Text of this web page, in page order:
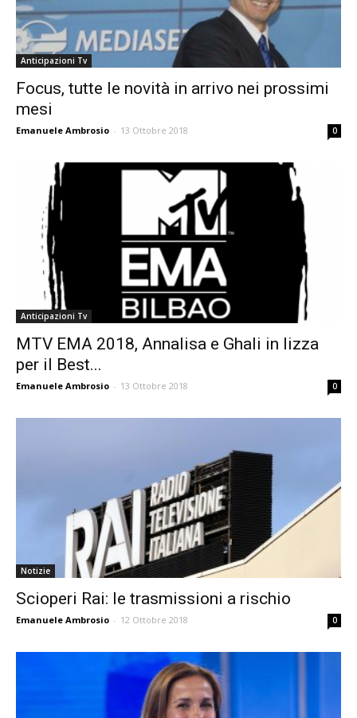
Anticipazioni Tv
Focus, tutte le novità in arrivo nei prossimi
mesi
Emanuele Ambrosio - 13 Ottobre 2018 0
Anticipazioni Tv
MTV EMA 2018, Annalisa e Ghali in lizza
per il Best...
Emanuele Ambrosio - 13 Ottobre 2018 0
Notizie
Scioperi Rai: le trasmissioni a rischio
Emanuele Ambrosio - 12 Ottobre 2018 0